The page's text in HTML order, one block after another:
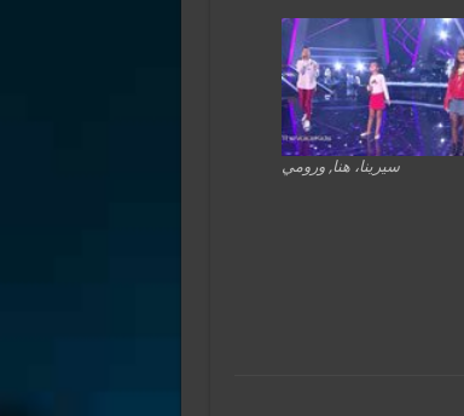
سيرينا، هنا, ورومي